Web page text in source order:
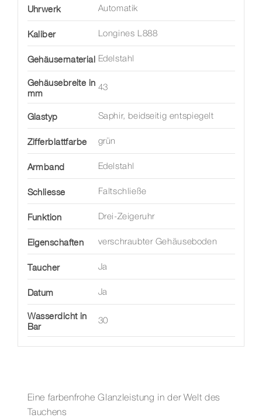
Uhrwerk Automatik
Kaliber Longines L888
Gehäusematerial Edelstahl
Gehäusebreite in
mm
43
Glastyp Saphir, beidseitig entspiegelt
Zifferblattfarbe grün
Armband Edelstahl
Schliesse Faltschließe
Funktion Drei-Zeigeruhr
Eigenschaften verschraubter Gehäuseboden
Taucher Ja
Datum Ja
Wasserdicht in
Bar
30
Eine farbenfrohe Glanzleistung in der Welt des
Tauchens